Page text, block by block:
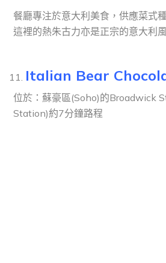
餐廳專注於意大利美食，供應菜式
這裡的熱朱古力亦是正宗的意大利
Italian Bear
位於：蘇豪區(Soho)的Broadwick
Station)約7分鐘路程